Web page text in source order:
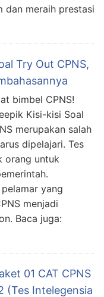
dan meraih prestasi
Try Out CPNS,
bimbel CPNS!
Kisi-kisi Soal
merupakan salah
dipelajari. Tes
orang untuk
yang
menjadi
Baca juga:
01 CAT CPNS
(Tes Intelegensia